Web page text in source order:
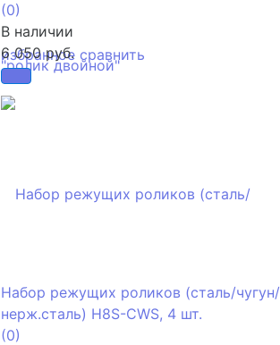
избранное сравнить
(0)
В наличии
6 050 руб.
Набор режущих роликов (сталь/чугун/
нерж.сталь) H8S-CWS, 4 шт.
(0)